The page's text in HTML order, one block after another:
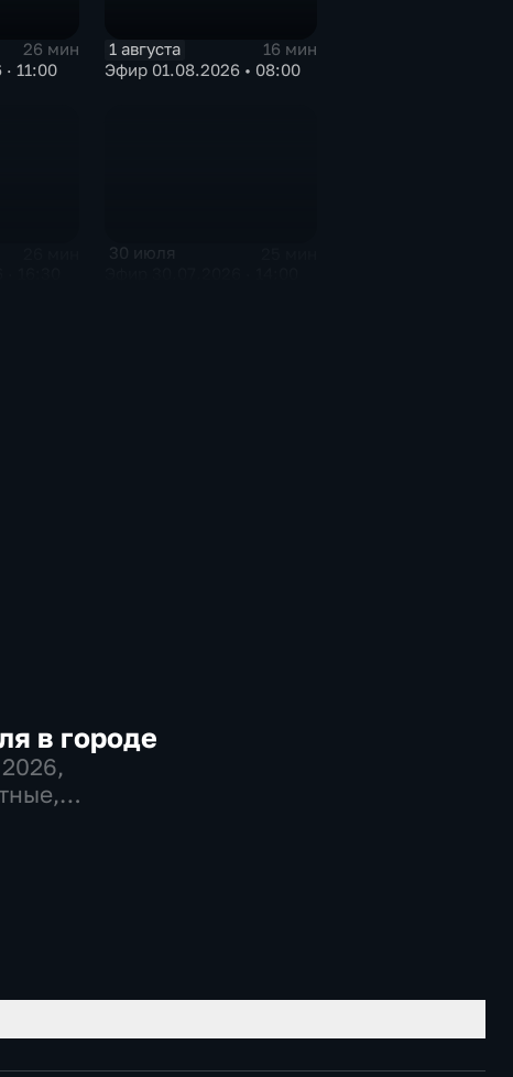
26 мин
11:00
1 августа
16 мин
Эфир 01.08.2026 • 08:00
30 июля
в городе
,